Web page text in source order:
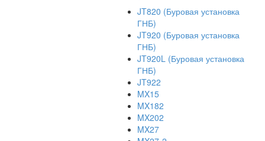
JT820 (Буровая установка
ГНБ)
JT920 (Буровая установка
ГНБ)
JT920L (Буровая установка
ГНБ)
JT922
MX15
MX182
MX202
MX27